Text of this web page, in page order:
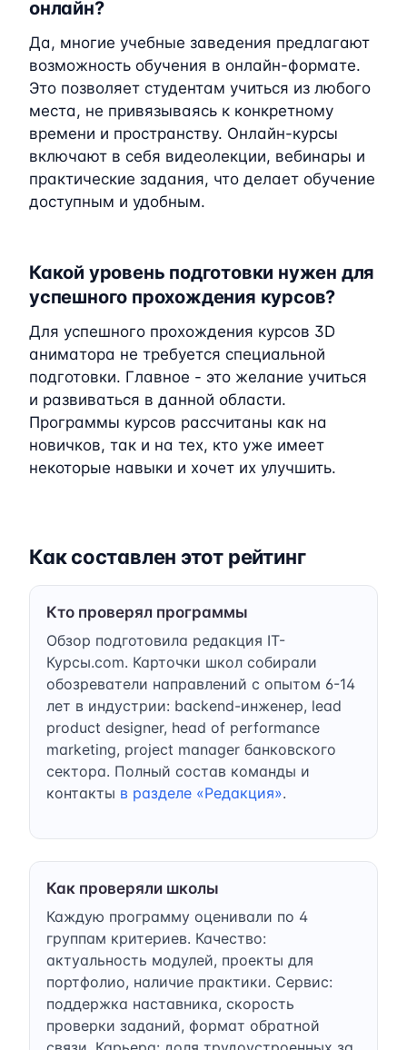
онлайн?
Да, многие учебные заведения предлагают
возможность обучения в онлайн-формате.
Это позволяет студентам учиться из любого
места, не привязываясь к конкретному
времени и пространству. Онлайн-курсы
включают в себя видеолекции, вебинары и
практические задания, что делает обучение
доступным и удобным.
Какой уровень подготовки нужен для
успешного прохождения курсов?
Для успешного прохождения курсов 3D
аниматора не требуется специальной
подготовки. Главное - это желание учиться
и развиваться в данной области.
Программы курсов рассчитаны как на
новичков, так и на тех, кто уже имеет
некоторые навыки и хочет их улучшить.
Как составлен этот рейтинг
Кто проверял программы
Обзор подготовила редакция IT-
Курсы.com. Карточки школ собирали
обозреватели направлений с опытом 6-14
лет в индустрии: backend-инженер, lead
product designer, head of performance
marketing, project manager банковского
сектора. Полный состав команды и
контакты в разделе «Редакция».
Как проверяли школы
Каждую программу оценивали по 4
группам критериев. Качество:
актуальность модулей, проекты для
портфолио, наличие практики. Сервис:
поддержка наставника, скорость
проверки заданий, формат обратной